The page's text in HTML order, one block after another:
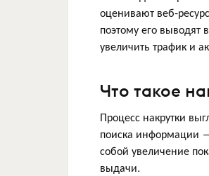
оценивают веб-
поэтому его выводят
увеличить трафик и
Что такое
Процесс накрутки
поиска информации →
собой увеличение
выдачи.